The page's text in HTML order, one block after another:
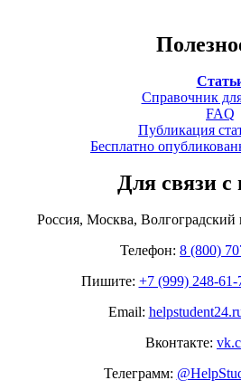
Справочник
FAQ
Публикация
Бесплатно
Для связи с
Россия, Москва, Волгоградский
Телефон: 8 (800)
Пишите: +7 (999) 248-
Email:
Вконтакте:
Телеграмм: